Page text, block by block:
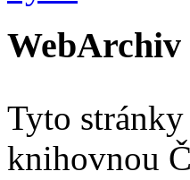
WebArchiv
Tyto
knihovnou